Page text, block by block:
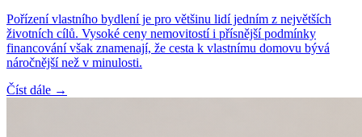
Pořízení vlastního bydlení je pro většinu lidí jedním z největších
životních cílů. Vysoké ceny nemovitostí i přísnější podmínky
financování však znamenají, že cesta k vlastnímu domovu bývá
náročnější než v minulosti.
Číst dále →